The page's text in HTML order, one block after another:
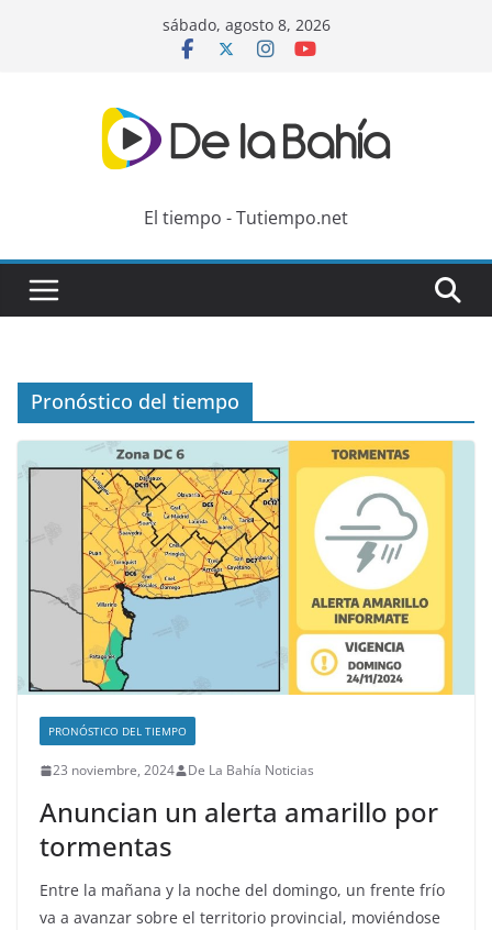
sábado, agosto 8, 2026
El tiempo - Tutiempo.net
Pronóstico del tiempo
PRONÓSTICO DEL TIEMPO
23 noviembre, 2024 De La Bahía Noticias
Anuncian un alerta amarillo por
tormentas
Entre la mañana y la noche del domingo, un frente frío
va a avanzar sobre el territorio provincial, moviéndose